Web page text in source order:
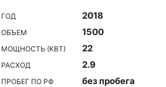
ГОД 2018
ОБЪЕМ 1500
МОЩНОСТЬ (КВТ) 22
РАСХОД 2.9
ПРОБЕГ ПО РФ без пробега